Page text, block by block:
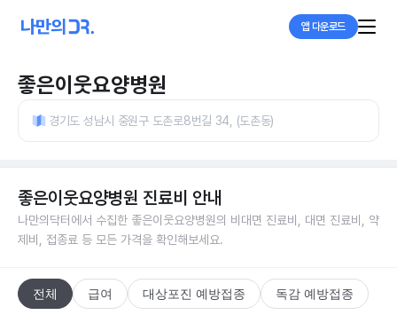
앱 다운로드
좋은이웃요양병원
경기도 성남시 중원구 도촌로8번길 34, (도촌동)
좋은이웃요양병원 진료비 안내
나만의닥터에서 수집한 좋은이웃요양병원의 비대면 진료비, 대면 진료비, 약
제비, 접종료 등 모든 가격을 확인해보세요.
전체 급여 대상포진 예방접종 독감 예방접종